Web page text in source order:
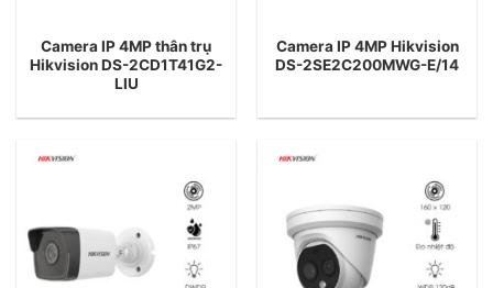
Camera IP 4MP thân trụ
Hikvision DS-2CD1T41G2-
LIU
Camera IP 4MP Hikvision
DS-2SE2C200MWG-E/14